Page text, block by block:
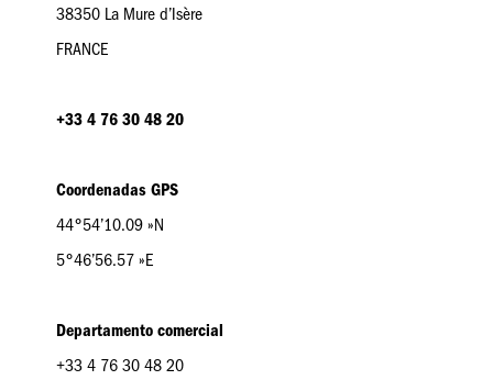
38350 La Mure d’Isère
FRANCE
+33 4 76 30 48 20
Coordenadas GPS
44°54’10.09 »N
5°46’56.57 »E
Departamento comercial
+33 4 76 30 48 20